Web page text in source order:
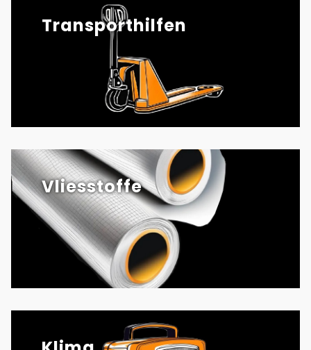
Transporthilfen
Vliesstoffe